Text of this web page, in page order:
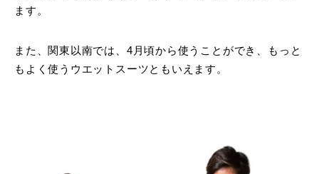
ます。
また、関東以南では、4月頃から使うことができ、もっと
もよく使うウエットスーツともいえます。